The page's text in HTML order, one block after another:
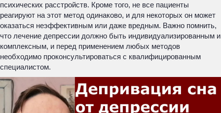
психических расстройств. Кроме того, не все пациенты
реагируют на этот метод одинаково, и для некоторых он может
оказаться неэффективным или даже вредным. Важно помнить,
что лечение депрессии должно быть индивидуализированным и
комплексным, и перед применением любых методов
необходимо проконсультироваться с квалифицированным
специалистом.